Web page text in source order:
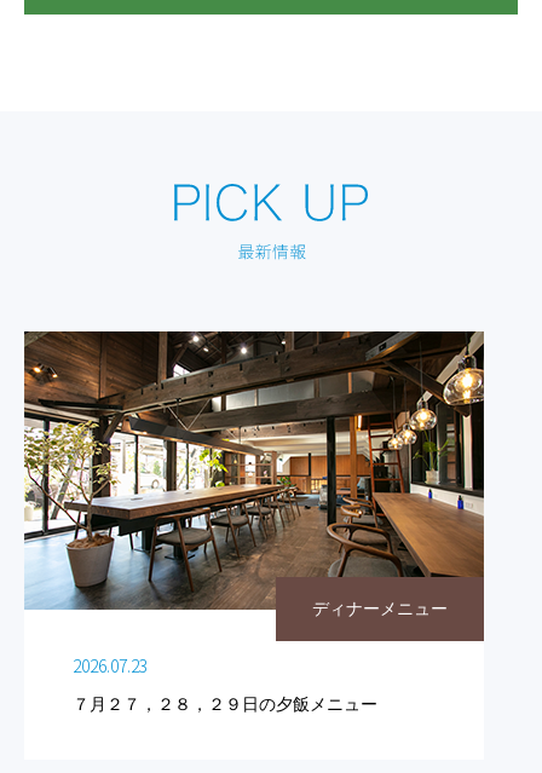
ディナーメニュー
2026.07.23
７月２７，２８，２９日の夕飯メニュー